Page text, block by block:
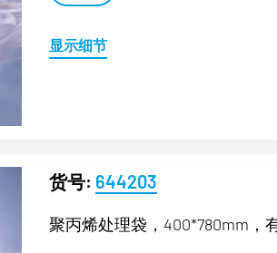
显示细节
货号: 644203
聚丙烯处理袋，400*780mm，